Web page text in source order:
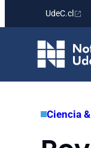
contenido
UdeC.cl
Ciencia